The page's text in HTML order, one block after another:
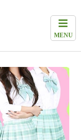
MENU